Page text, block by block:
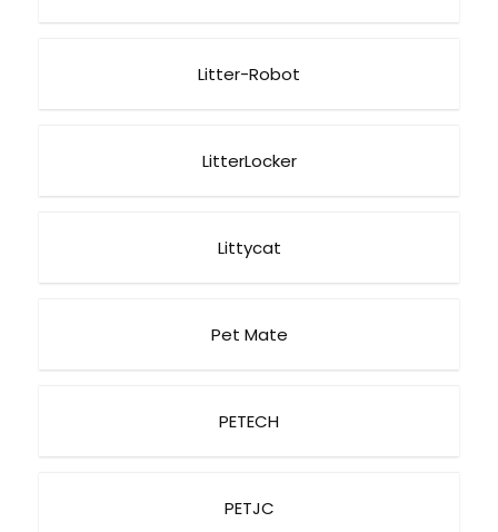
Litter-Robot
LitterLocker
Littycat
Pet Mate
PETECH
PETJC